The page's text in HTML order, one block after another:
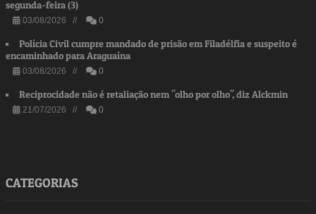
segunda-feira (3)
03/08/2026 // 0
Polícia Civil cumpre mandado de prisão em Filadélfia e suspeito é
encaminhado para Araguaína
03/08/2026 // 0
Reciprocidade não é retaliação nem "olho por olho", diz Alckmin
21/07/2026 // 0
CATEGORIAS